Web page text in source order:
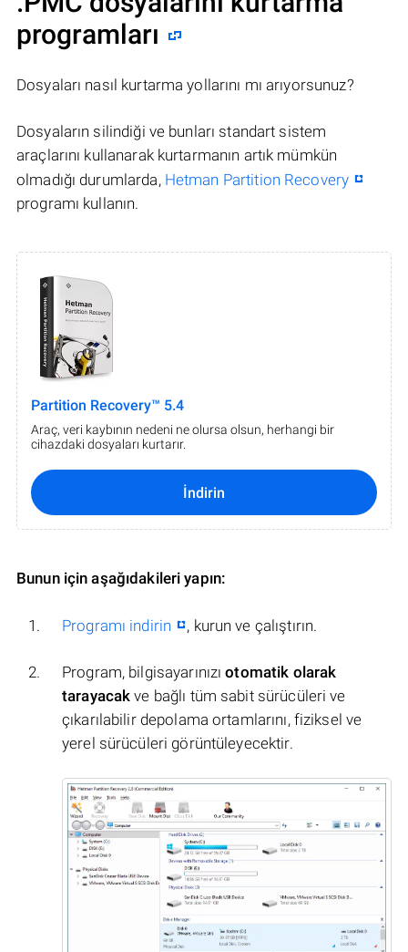
programları
Dosyaları nasıl kurtarma yollarını mı arıyorsunuz?
Dosyaların silindiği ve bunları standart sistem
araçlarını kullanarak kurtarmanın artık mümkün
olmadığı durumlarda, Hetman Partition Recovery
programı kullanın.
Partition Recovery™ 5.4
Araç, veri kaybının nedeni ne olursa olsun, herhangi bir
cihazdaki dosyaları kurtarır.
İndirin
Bunun için aşağıdakileri yapın:
Programı indirin , kurun ve çalıştırın.
Program, bilgisayarınızıotomatik olarak
tarayacak ve bağlı tüm sabit sürücüleri ve
çıkarılabilir depolama ortamlarını, fiziksel ve
yerel sürücüleri görüntüleyecektir.